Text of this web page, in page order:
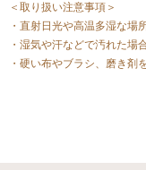
＜取り扱い注意事項＞
・直射日光や高温多湿な場
・湿気や汗などで汚れた場
・硬い布やブラシ、磨き剤